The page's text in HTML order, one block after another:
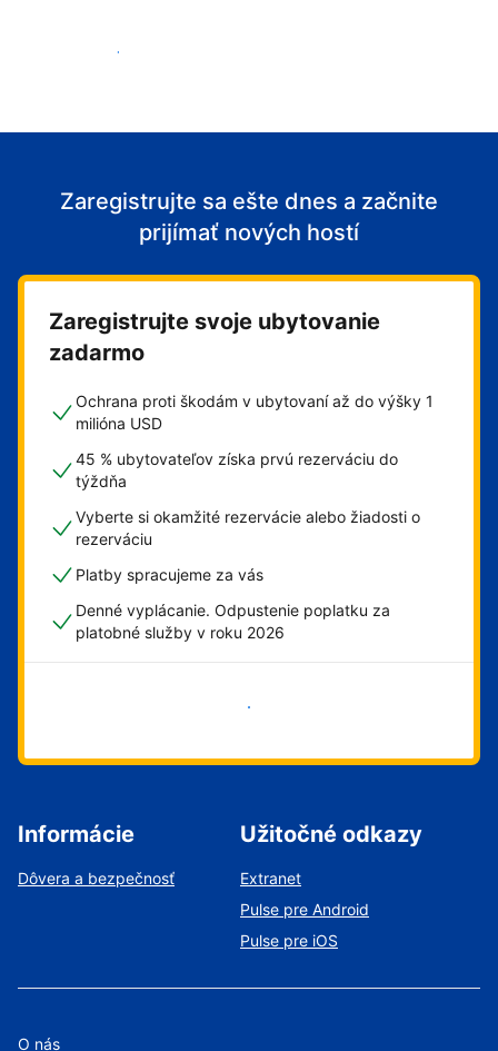
Začať prijímať hostí
Zaregistrujte sa ešte dnes a začnite
prijímať nových hostí
Zaregistrujte svoje ubytovanie
zadarmo
Ochrana proti škodám v ubytovaní až do výšky 1
milióna USD
45 % ubytovateľov získa prvú rezerváciu do
týždňa
Vyberte si okamžité rezervácie alebo žiadosti o
rezerváciu
Platby spracujeme za vás
Denné vyplácanie. Odpustenie poplatku za
platobné služby v roku 2026
Informácie
Dôvera a bezpečnosť
Užitočné odkazy
Extranet
Pulse pre Android
Pulse pre iOS
O nás